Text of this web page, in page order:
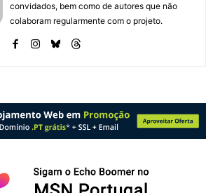
convidados, bem como de autores que não
colaboram regularmente com o projeto.